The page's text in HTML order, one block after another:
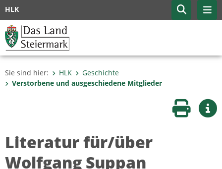
HLK
Sie sind hier: HLK
Geschichte
Verstorbene und ausgeschiedene Mitglieder
Seite
Literatur für/über
Wolfgang Suppan